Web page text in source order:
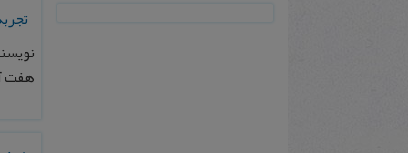
هفت آسمان،